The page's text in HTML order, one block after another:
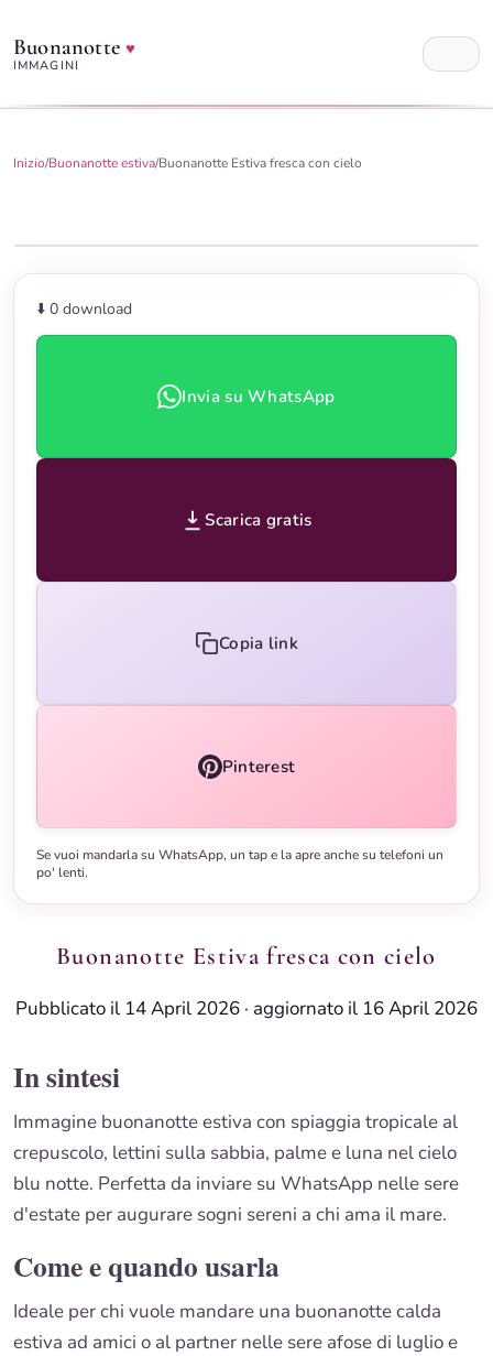
Buonanotte♥
IMMAGINI
Inizio/Buonanotte estiva/Buonanotte Estiva fresca con cielo
⬇️ 0 download
Invia su WhatsApp
Scarica gratis
Copia link
Pinterest
Se vuoi mandarla su WhatsApp, un tap e la apre anche su telefoni un
po' lenti.
Buonanotte Estiva fresca con cielo
Pubblicato il 14 April 2026 · aggiornato il 16 April 2026
In sintesi
Immagine buonanotte estiva con spiaggia tropicale al
crepuscolo, lettini sulla sabbia, palme e luna nel cielo
blu notte. Perfetta da inviare su WhatsApp nelle sere
d'estate per augurare sogni sereni a chi ama il mare.
Come e quando usarla
Ideale per chi vuole mandare una buonanotte calda
estiva ad amici o al partner nelle sere afose di luglio e